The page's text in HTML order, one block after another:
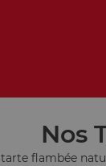
Nos
tarte flambée